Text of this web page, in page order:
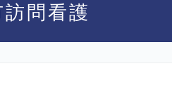
問看護